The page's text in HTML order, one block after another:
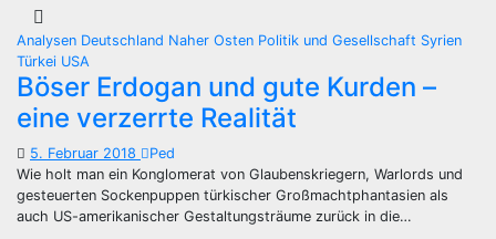
Analysen Deutschland Naher Osten Politik und Gesellschaft Syrien
Türkei USA
Böser Erdogan und gute Kurden –
eine verzerrte Realität
5. Februar 2018
Ped
Wie holt man ein Konglomerat von Glaubenskriegern, Warlords und
gesteuerten Sockenpuppen türkischer Großmachtphantasien als
auch US-amerikanischer Gestaltungsträume zurück in die…